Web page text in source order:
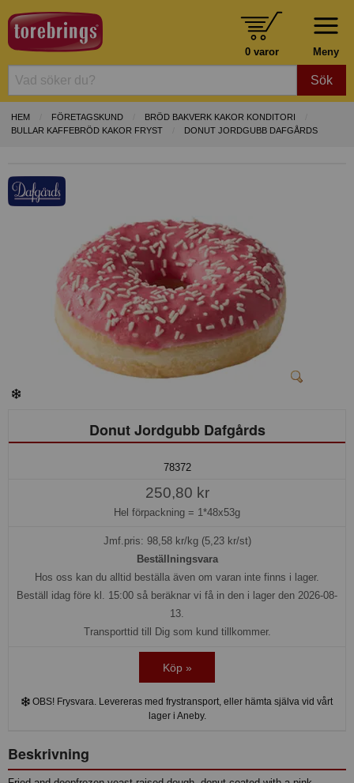
Meny
0 varor
Sök
HEM FÖRETAGSKUND
BRÖD BAKVERK KAKOR KONDITORI
BULLAR KAFFEBRÖD KAKOR FRYST
DONUT JORDGUBB DAFGÅRDS
Donut Jordgubb Dafgårds
78372
250,80 kr
Hel förpackning = 1*48x53g
Jmf.pris: 98,58kr/kg (5,23 kr/st)
Beställningsvara
Hos oss kan du alltid beställa även om varan inte finns i lager.
Beställ idag före kl. 15:00 så beräknar vi få in den i lager den 2026-08-
13.
Transporttid till Dig som kund tillkommer.
Köp »
OBS! Frysvara. Levereras med frystransport, eller hämta själva vid vårt
lager i Aneby.
Beskrivning